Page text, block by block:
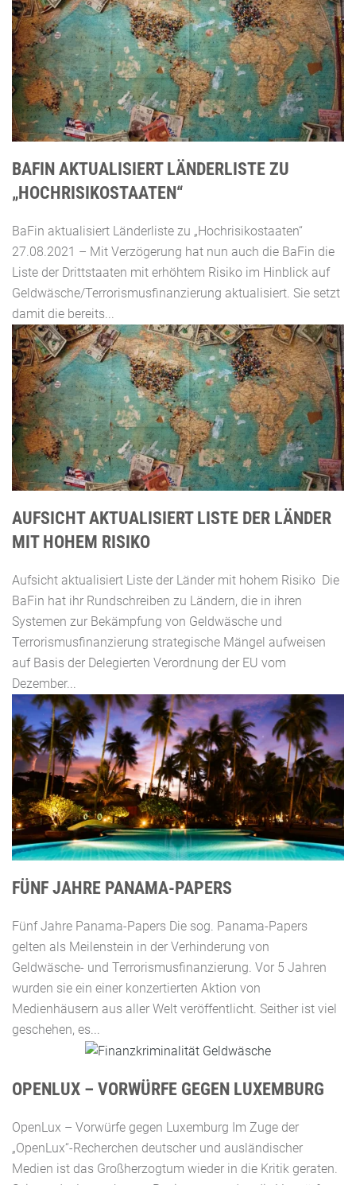
BAFIN AKTUALISIERT LÄNDERLISTE ZU
„HOCHRISIKOSTAATEN“
BaFin aktualisiert Länderliste zu „Hochrisikostaaten“
27.08.2021 – Mit Verzögerung hat nun auch die BaFin die
Liste der Drittstaaten mit erhöhtem Risiko im Hinblick auf
Geldwäsche/Terrorismusfinanzierung aktualisiert. Sie setzt
damit die bereits...
AUFSICHT AKTUALISIERT LISTE DER LÄNDER
MIT HOHEM RISIKO
Aufsicht aktualisiert Liste der Länder mit hohem Risiko Die
BaFin hat ihr Rundschreiben zu Ländern, die in ihren
Systemen zur Bekämpfung von Geldwäsche und
Terrorismusfinanzierung strategische Mängel aufweisen
auf Basis der Delegierten Verordnung der EU vom
Dezember...
FÜNF JAHRE PANAMA-PAPERS
Fünf Jahre Panama-Papers Die sog. Panama-Papers
gelten als Meilenstein in der Verhinderung von
Geldwäsche- und Terrorismusfinanzierung. Vor 5 Jahren
wurden sie ein einer konzertierten Aktion von
Medienhäusern aus aller Welt veröffentlicht. Seither ist viel
geschehen, es...
OPENLUX – VORWÜRFE GEGEN LUXEMBURG
OpenLux – Vorwürfe gegen Luxemburg Im Zuge der
„OpenLux“-Recherchen deutscher und ausländischer
Medien ist das Großherzogtum wieder in die Kritik geraten.